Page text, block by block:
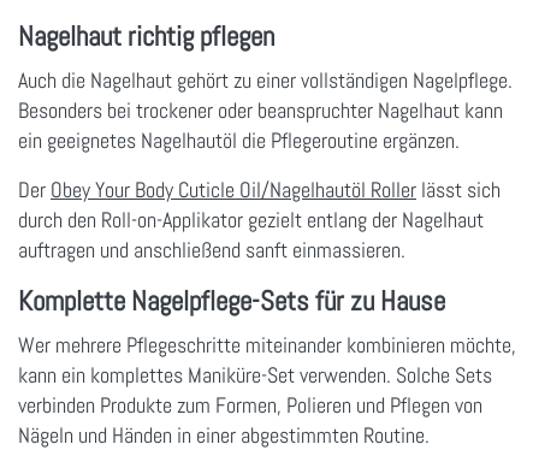
Nagelhaut richtig pflegen
Auch die Nagelhaut gehört zu einer vollständigen Nagelpflege.
Besonders bei trockener oder beanspruchter Nagelhaut kann
ein geeignetes Nagelhautöl die Pflegeroutine ergänzen.
Der Obey Your Body Cuticle Oil/Nagelhautöl Roller lässt sich
durch den Roll-on-Applikator gezielt entlang der Nagelhaut
auftragen und anschließend sanft einmassieren.
Komplette Nagelpflege-Sets für zu Hause
Wer mehrere Pflegeschritte miteinander kombinieren möchte,
kann ein komplettes Maniküre-Set verwenden. Solche Sets
verbinden Produkte zum Formen, Polieren und Pflegen von
Nägeln und Händen in einer abgestimmten Routine.